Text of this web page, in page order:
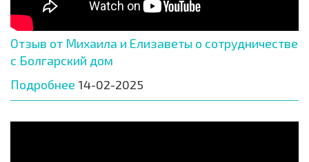
Отзыв от Михаила и Елизаветы о сотрудничестве
с Болгарский дом
Подробнее 14-02-2025